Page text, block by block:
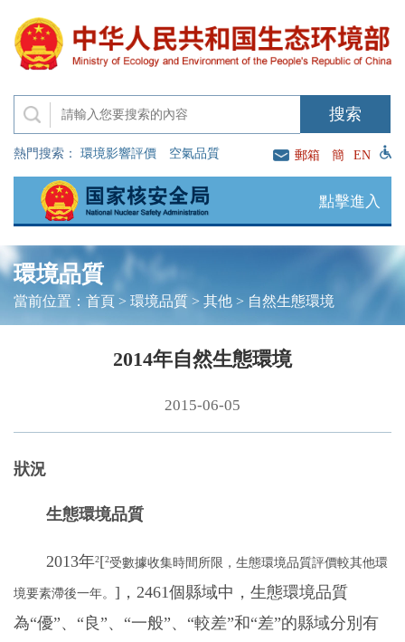
熱門搜索： 環境影響評價 空氣品質 郵箱 簡 EN
點擊進入
環境品質
當前位置： 首頁> 環境品質> 其他> 自然生態環境
2014年自然生態環境
2015-06-05
狀況
生態環境品質
2013年2[2受數據收集時間所限，生態環境品質評價較其他環
境要素滯後一年。 ]，2461個縣域中，生態環境品質
為“優”、“良”、“一般”、“較差”和“差”的縣域分別有